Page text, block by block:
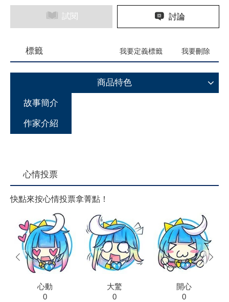
試閱 討論
標籤 我要定義標籤 我要刪除
商品特色
故事簡介
作家介紹
心情投票
快點來按心情投票拿菁點！
心動
0
大驚
0
開心
0
prev next